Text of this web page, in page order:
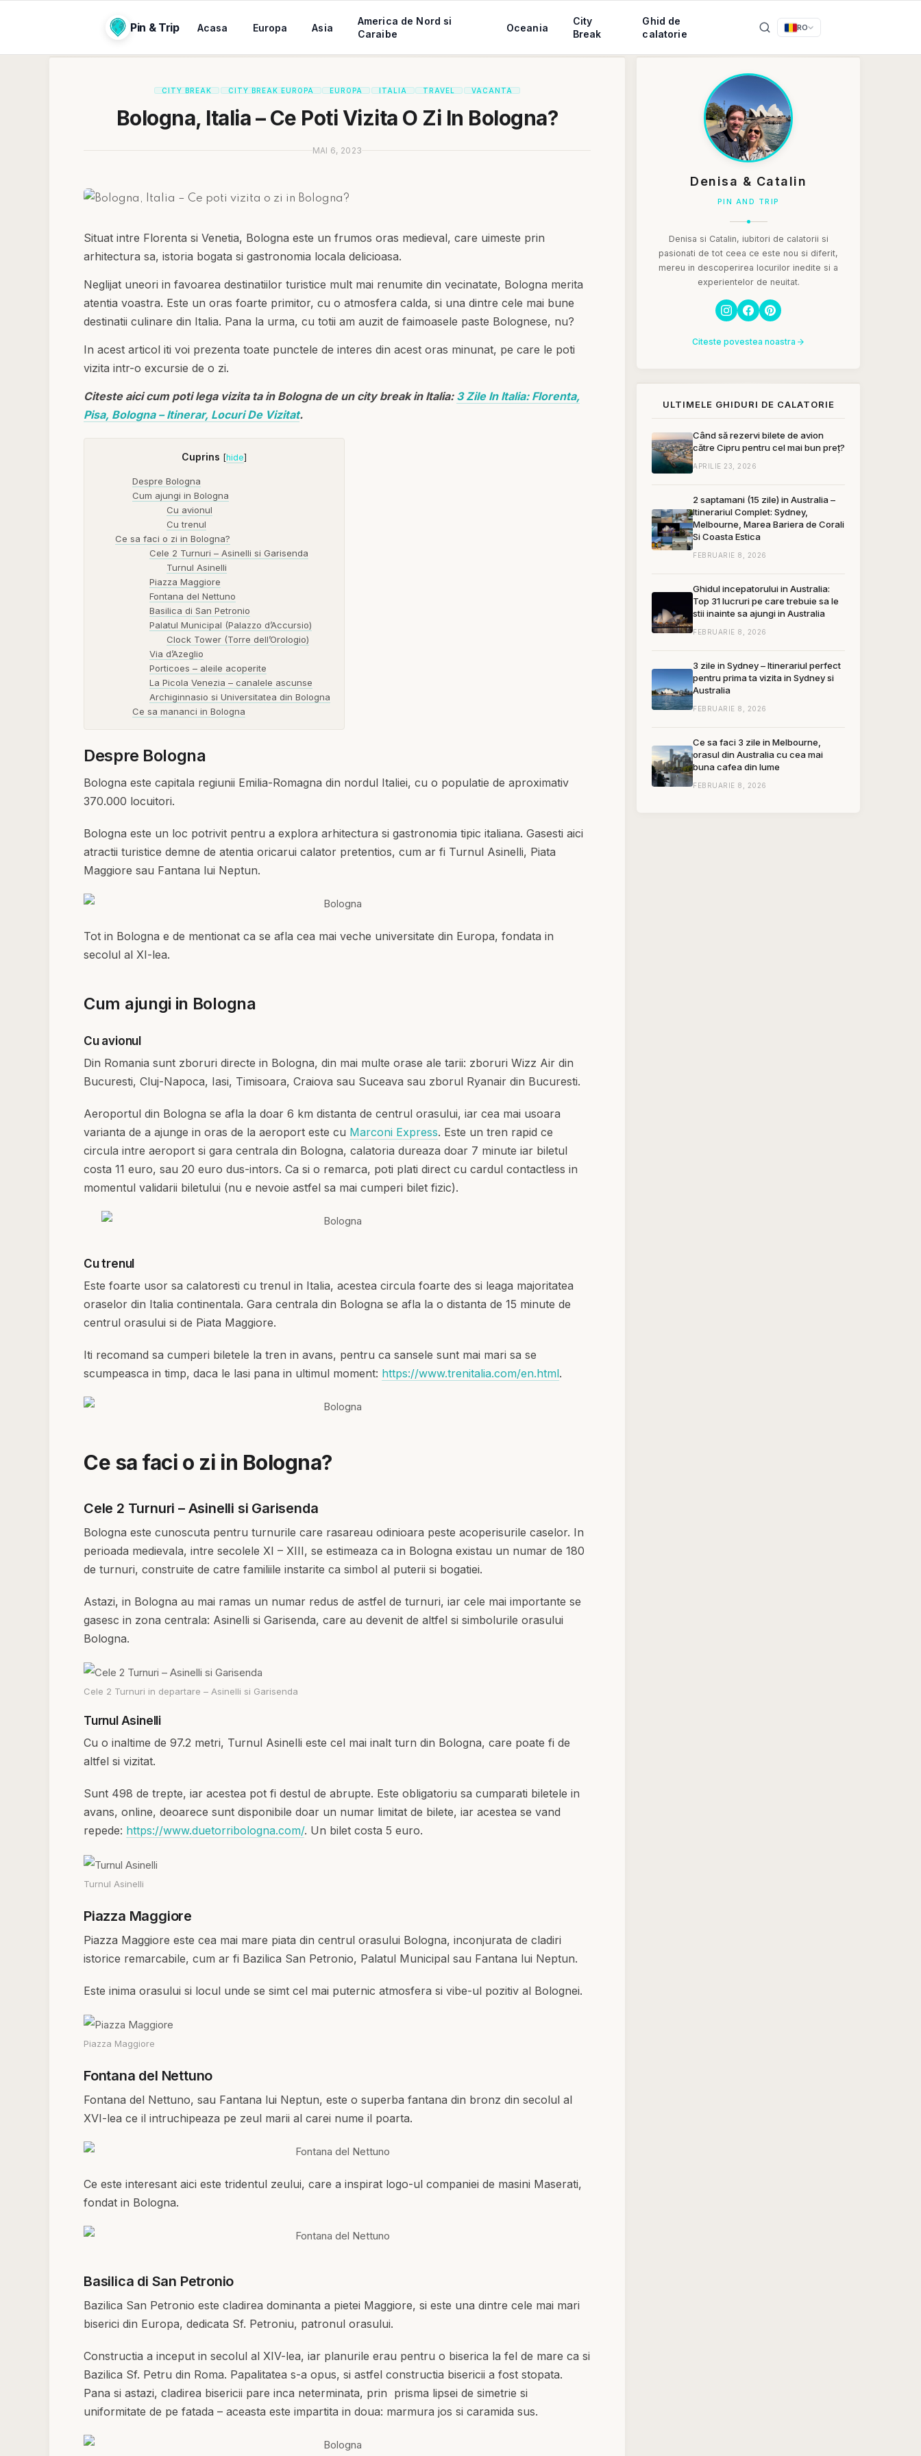
RO
Pin & Trip Acasa Europa Asia
America de Nord si
Caraibe
Oceania
City
Break
Ghid de
calatorie
CITY BREAK CITY BREAK EUROPA EUROPA ITALIA TRAVEL VACANTA
Bologna, Italia – Ce Poti Vizita O Zi In Bologna?
MAI 6, 2023
Situat intre Florenta si Venetia, Bologna este un frumos oras medieval, care uimeste prin
arhitectura sa, istoria bogata si gastronomia locala delicioasa.
Neglijat uneori in favoarea destinatiilor turistice mult mai renumite din vecinatate, Bologna merita
atentia voastra. Este un oras foarte primitor, cu o atmosfera calda, si una dintre cele mai bune
destinatii culinare din Italia. Pana la urma, cu totii am auzit de faimoasele paste Bolognese, nu?
In acest articol iti voi prezenta toate punctele de interes din acest oras minunat, pe care le poti
vizita intr-o excursie de o zi.
Citeste aici cum poti lega vizita ta in Bologna de un city break in Italia: 3 Zile In Italia: Florenta,
Pisa, Bologna – Itinerar, Locuri De Vizitat.
Cuprins [hide]
Despre Bologna
Cum ajungi in Bologna
Cu avionul
Cu trenul
Ce sa faci o zi in Bologna?
Cele 2 Turnuri – Asinelli si Garisenda
Turnul Asinelli
Piazza Maggiore
Fontana del Nettuno
Basilica di San Petronio
Palatul Municipal (Palazzo d’Accursio)
Clock Tower (Torre dell’Orologio)
Via d’Azeglio
Porticoes – aleile acoperite
La Picola Venezia – canalele ascunse
Archiginnasio si Universitatea din Bologna
Ce sa mananci in Bologna
Despre Bologna
Bologna este capitala regiunii Emilia-Romagna din nordul Italiei, cu o populatie de aproximativ
370.000 locuitori.
Bologna este un loc potrivit pentru a explora arhitectura si gastronomia tipic italiana. Gasesti aici
atractii turistice demne de atentia oricarui calator pretentios, cum ar fi Turnul Asinelli, Piata
Maggiore sau Fantana lui Neptun.
Tot in Bologna e de mentionat ca se afla cea mai veche universitate din Europa, fondata in
secolul al XI-lea.
Cum ajungi in Bologna
Cu avionul
Din Romania sunt zboruri directe in Bologna, din mai multe orase ale tarii: zboruri Wizz Air din
Bucuresti, Cluj-Napoca, Iasi, Timisoara, Craiova sau Suceava sau zborul Ryanair din Bucuresti.
Aeroportul din Bologna se afla la doar 6 km distanta de centrul orasului, iar cea mai usoara
varianta de a ajunge in oras de la aeroport este cu Marconi Express. Este un tren rapid ce
circula intre aeroport si gara centrala din Bologna, calatoria dureaza doar 7 minute iar biletul
costa 11 euro, sau 20 euro dus-intors. Ca si o remarca, poti plati direct cu cardul contactless in
momentul validarii biletului (nu e nevoie astfel sa mai cumperi bilet fizic).
Cu trenul
Este foarte usor sa calatoresti cu trenul in Italia, acestea circula foarte des si leaga majoritatea
oraselor din Italia continentala. Gara centrala din Bologna se afla la o distanta de 15 minute de
centrul orasului si de Piata Maggiore.
Iti recomand sa cumperi biletele la tren in avans, pentru ca sansele sunt mai mari sa se
scumpeasca in timp, daca le lasi pana in ultimul moment: https://www.trenitalia.com/en.html.
Ce sa faci o zi in Bologna?
Cele 2 Turnuri – Asinelli si Garisenda
Bologna este cunoscuta pentru turnurile care rasareau odinioara peste acoperisurile caselor. In
perioada medievala, intre secolele XI – XIII, se estimeaza ca in Bologna existau un numar de 180
de turnuri, construite de catre familiile instarite ca simbol al puterii si bogatiei.
Astazi, in Bologna au mai ramas un numar redus de astfel de turnuri, iar cele mai importante se
gasesc in zona centrala: Asinelli si Garisenda, care au devenit de altfel si simbolurile orasului
Bologna.
Cele 2 Turnuri in departare – Asinelli si Garisenda
Turnul Asinelli
Cu o inaltime de 97.2 metri, Turnul Asinelli este cel mai inalt turn din Bologna, care poate fi de
altfel si vizitat.
Sunt 498 de trepte, iar acestea pot fi destul de abrupte. Este obligatoriu sa cumparati biletele in
avans, online, deoarece sunt disponibile doar un numar limitat de bilete, iar acestea se vand
repede: https://www.duetorribologna.com/. Un bilet costa 5 euro.
Turnul Asinelli
Piazza Maggiore
Piazza Maggiore este cea mai mare piata din centrul orasului Bologna, inconjurata de cladiri
istorice remarcabile, cum ar fi Bazilica San Petronio, Palatul Municipal sau Fantana lui Neptun.
Este inima orasului si locul unde se simt cel mai puternic atmosfera si vibe-ul pozitiv al Bolognei.
Piazza Maggiore
Fontana del Nettuno
Fontana del Nettuno, sau Fantana lui Neptun, este o superba fantana din bronz din secolul al
XVI-lea ce il intruchipeaza pe zeul marii al carei nume il poarta.
Ce este interesant aici este tridentul zeului, care a inspirat logo-ul companiei de masini Maserati,
fondat in Bologna.
Basilica di San Petronio
Bazilica San Petronio este cladirea dominanta a pietei Maggiore, si este una dintre cele mai mari
biserici din Europa, dedicata Sf. Petroniu, patronul orasului.
Constructia a inceput in secolul al XIV-lea, iar planurile erau pentru o biserica la fel de mare ca si
Bazilica Sf. Petru din Roma. Papalitatea s-a opus, si astfel constructia bisericii a fost stopata.
Pana si astazi, cladirea bisericii pare inca neterminata, prin prisma lipsei de simetrie si
uniformitate de pe fatada – aceasta este impartita in doua: marmura jos si caramida sus.
Denisa & Catalin
PIN AND TRIP
Denisa si Catalin, iubitori de calatorii si
pasionati de tot ceea ce este nou si diferit,
mereu in descoperirea locurilor inedite si a
experientelor de neuitat.
Citeste povestea noastra
ULTIMELE GHIDURI DE CALATORIE
Când să rezervi bilete de avion
către Cipru pentru cel mai bun preț?
APRILIE 23, 2026
2 saptamani (15 zile) in Australia –
Itinerariul Complet: Sydney,
Melbourne, Marea Bariera de Corali
Si Coasta Estica
FEBRUARIE 8, 2026
Ghidul incepatorului in Australia:
Top 31 lucruri pe care trebuie sa le
stii inainte sa ajungi in Australia
FEBRUARIE 8, 2026
3 zile in Sydney – Itinerariul perfect
pentru prima ta vizita in Sydney si
Australia
FEBRUARIE 8, 2026
Ce sa faci 3 zile in Melbourne,
orasul din Australia cu cea mai
buna cafea din lume
FEBRUARIE 8, 2026